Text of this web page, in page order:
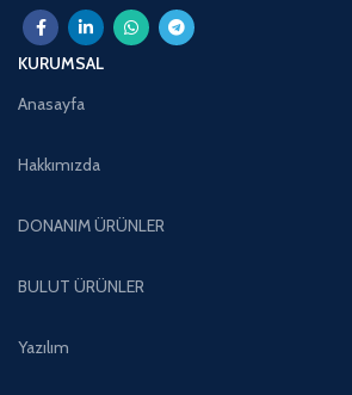
KURUMSAL
Anasayfa
Hakkımızda
DONANIM ÜRÜNLER
BULUT ÜRÜNLER
Yazılım